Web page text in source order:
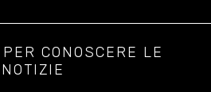
CONOSCERE LE
NOTIZIE